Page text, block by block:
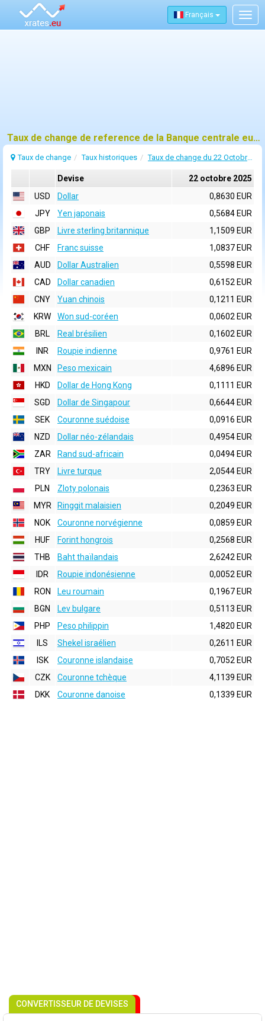
Français
Taux de change de reference de la Banque centrale europeenne (BCE) pour 22 octobre 2025
Taux de change Taux historiques Taux de change du 22 Octobre 2025
Devise
22 octobre 2025
USD
Dollar
0,8630 EUR
JPY
Yen japonais
0,5684 EUR
GBP
Livre sterling britannique
1,1509 EUR
CHF
Franc suisse
1,0837 EUR
AUD
Dollar Australien
0,5598 EUR
CAD
Dollar canadien
0,6152 EUR
CNY
Yuan chinois
0,1211 EUR
KRW
Won sud-coréen
0,0602 EUR
BRL
Real brésilien
0,1602 EUR
INR
Roupie indienne
0,9761 EUR
MXN
Peso mexicain
4,6896 EUR
HKD
Dollar de Hong Kong
0,1111 EUR
SGD
Dollar de Singapour
0,6644 EUR
SEK
Couronne suédoise
0,0916 EUR
NZD
Dollar néo-zélandais
0,4954 EUR
ZAR
Rand sud-africain
0,0494 EUR
TRY
Livre turque
2,0544 EUR
PLN
Zloty polonais
0,2363 EUR
MYR
Ringgit malaisien
0,2049 EUR
NOK
Couronne norvégienne
0,0859 EUR
HUF
Forint hongrois
0,2568 EUR
THB
Baht thaïlandais
2,6242 EUR
IDR
Roupie indonésienne
0,0052 EUR
RON
Leu roumain
0,1967 EUR
BGN
Lev bulgare
0,5113 EUR
PHP
Peso philippin
1,4820 EUR
ILS
Shekel israélien
0,2611 EUR
ISK
Couronne islandaise
0,7052 EUR
CZK
Couronne tchèque
4,1139 EUR
DKK
Couronne danoise 0,1339 EUR
CONVERTISSEUR DE DEVISES